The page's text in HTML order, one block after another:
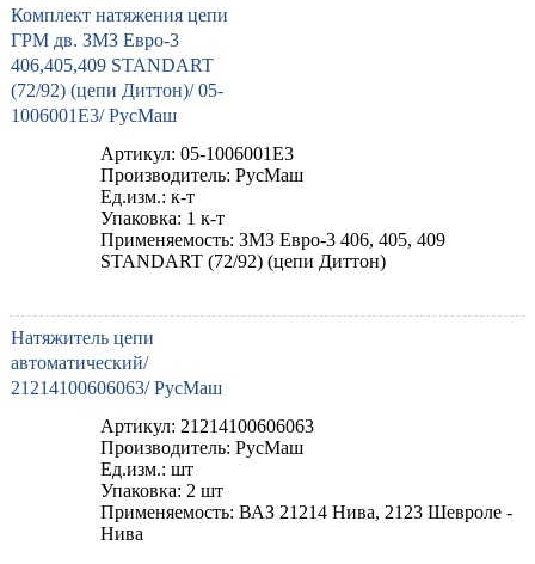
Комплект натяжения цепи
ГРМ дв. ЗМЗ Евро-3
406,405,409 STANDART
(72/92) (цепи Диттон)/ 05-
1006001E3/ РусМаш
Артикул: 05-1006001E3
Производитель: РусМаш
Ед.изм.: к-т
Упаковка: 1 к-т
Применяемость: ЗМЗ Евро-3 406, 405, 409
STANDART (72/92) (цепи Диттон)
Натяжитель цепи
автоматический/
21214100606063/ РусМаш
Артикул: 21214100606063
Производитель: РусМаш
Ед.изм.: шт
Упаковка: 2 шт
Применяемость: ВАЗ 21214 Нива, 2123 Шевроле -
Нива